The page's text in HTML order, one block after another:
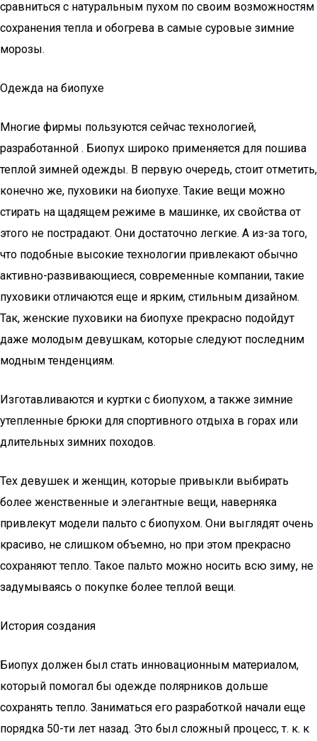
сравниться с натуральным пухом по своим возможностям
сохранения тепла и обогрева в самые суровые зимние
морозы.
Одежда на биопухе
Многие фирмы пользуются сейчас технологией,
разработанной . Биопух широко применяется для пошива
теплой зимней одежды. В первую очередь, стоит отметить,
конечно же, пуховики на биопухе. Такие вещи можно
стирать на щадящем режиме в машинке, их свойства от
этого не пострадают. Они достаточно легкие. А из-за того,
что подобные высокие технологии привлекают обычно
активно-развивающиеся, современные компании, такие
пуховики отличаются еще и ярким, стильным дизайном.
Так, женские пуховики на биопухе прекрасно подойдут
даже молодым девушкам, которые следуют последним
модным тенденциям.
Изготавливаются и куртки с биопухом, а также зимние
утепленные брюки для спортивного отдыха в горах или
длительных зимних походов.
Тех девушек и женщин, которые привыкли выбирать
более женственные и элегантные вещи, наверняка
привлекут модели пальто с биопухом. Они выглядят очень
красиво, не слишком объемно, но при этом прекрасно
сохраняют тепло. Такое пальто можно носить всю зиму, не
задумываясь о покупке более теплой вещи.
История создания
Биопух должен был стать инновационным материалом,
который помогал бы одежде полярников дольше
сохранять тепло. Заниматься его разработкой начали еще
порядка 50-ти лет назад. Это был сложный процесс, т. к. к